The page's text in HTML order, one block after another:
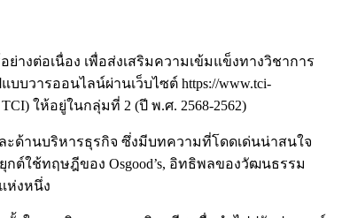
งต่อเนื่อง เพื่อส่งเสริมความเข้มแข็งทางวิชาการ
วารออนไลน์ผ่านเว็บไซต์ https://www.tci-
ให้อยู่ในกลุ่มที่ 2 (ปี พ.ศ. 2568-2562)
ด้านบริหารธุรกิจ ซึ่งมีบทความที่โดดเด่นน่าสนใจ
ต์ใช้ทฤษฎีของ Osgood’s, อิทธิพลของวัฒนธรรม
ห่งหนึ่ง